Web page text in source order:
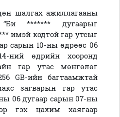
шалгах ажиллагааны
******* дугаарыг
имэй кодтой гар утсыг
сарын 10-ны өдрөөс 06
ний өдрийн хооронд
гар утас мөнгөлөг
GB-ийн багтаамжтай
загварын гар утас
06 дугаар сарын 07-ны
гэх цахим хаягаар